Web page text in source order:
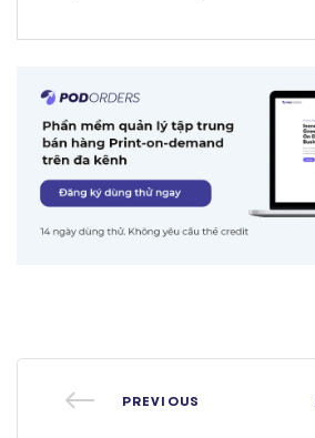
PREVIOUS